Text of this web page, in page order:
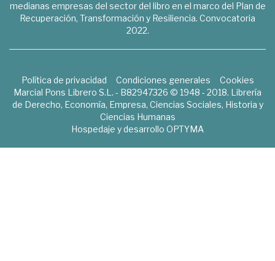
medianas empresas del sector del libro en el marco del Plan de
Recuperación, Transformación y Resiliencia. Convocatoria
2022.
Política de privacidad Condiciones generales
Cookies
Marcial Pons Librero S.L. - B82947326 © 1948 - 2018. Librería
de Derecho, Economía, Empresa, Ciencias Sociales, Historia y
Ciencias Humanas
Hospedaje y desarrollo OPTYMA